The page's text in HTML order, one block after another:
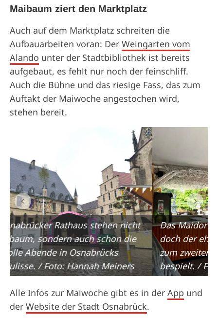
Maibaum ziert den Marktplatz
Auch auf dem Marktplatz schreiten die
Aufbauarbeiten voran: Der Weingarten vom
Alando unter der Stadtbibliothek ist bereits
aufgebaut, es fehlt nur noch der feinschliff.
Auch die Bühne und das riesige Fass, das zum
Auftakt der Maiwoche angestochen wird,
stehen bereit.
Das Maidorf ist wieder im Alando Ballhaus,
doch der ehemalige Ort wird vom Alando
zum zweiten Mal mit einem Weingarten
bespielt. / Foto: Hannah Meiners
Alle Infos zur Maiwoche gibt es in der App und
der Website der Stadt Osnabrück.